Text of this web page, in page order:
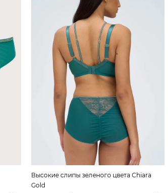
Высокие слипы зеленого цвета Chiara
Gold